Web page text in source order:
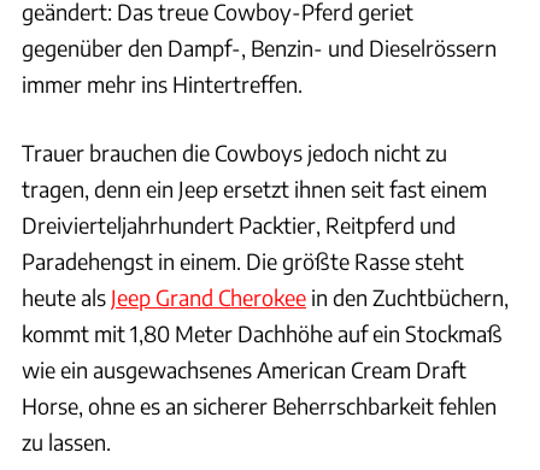
geändert: Das treue Cowboy-Pferd geriet
gegenüber den Dampf-, Benzin- und Dieselrössern
immer mehr ins Hintertreffen.
Trauer brauchen die Cowboys jedoch nicht zu
tragen, denn ein Jeep ersetzt ihnen seit fast einem
Dreivierteljahrhundert Packtier, Reitpferd und
Paradehengst in einem. Die größte Rasse steht
heute als Jeep Grand Cherokee in den Zuchtbüchern,
kommt mit 1,80 Meter Dachhöhe auf ein Stockmaß
wie ein ausgewachsenes American Cream Draft
Horse, ohne es an sicherer Beherrschbarkeit fehlen
zu lassen.